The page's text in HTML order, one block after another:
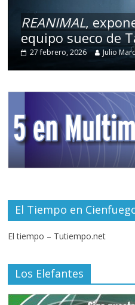
REANIMAL,
equipo sueco de
27 febrero, 2026 Julio
El Tiempo en
El tiempo – Tutiempo.net
Los Elefantes